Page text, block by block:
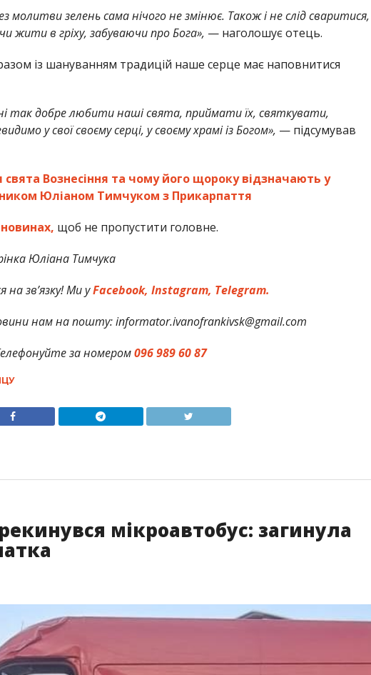
молитви зелень сама нічого не змінює. Також і не слід сваритися,
жити в гріху, забуваючи про Бога», — наголошує отець.
із шануванням традицій наше серце має наповнитися
так добре любити наші свята, приймати їх, святкувати,
у свої своєму серці, у своєму храмі із Богом», — підсумував
свята Вознесіння та чому його щороку відзначають у
Юліаном Тимчуком з Прикарпаття
щоб не пропустити головне.
Юліана Тимчука
на зв’язку! Ми уFacebook, Instagram, Telegram.
нам на пошту: informator.ivanofrankivsk@gmail.com
за номером096 989 60 87
мікроавтобус: загинула